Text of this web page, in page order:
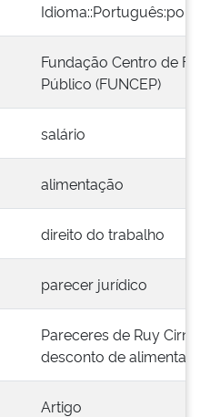
Fundação Centro de
Público (FUNCEP)
salário
alimentação
direito do trabalho
parecer jurídico
Pareceres de Ruy
desconto de
Artigo